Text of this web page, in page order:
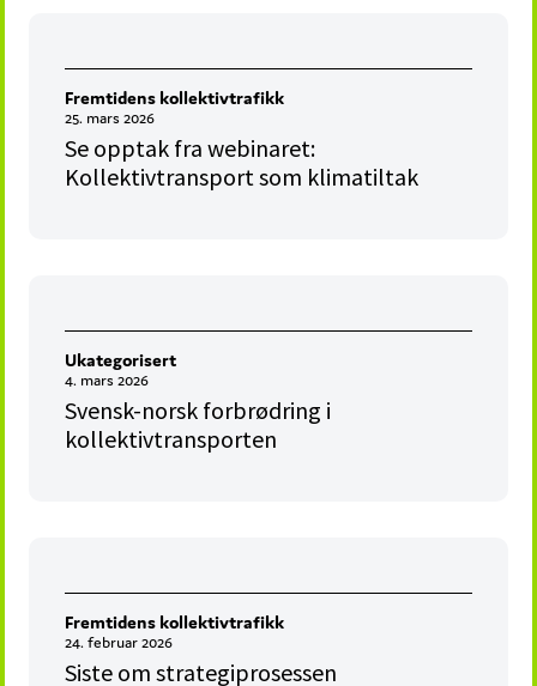
Fremtidens kollektivtrafikk
25. mars 2026
Se opptak fra webinaret:
Kollektivtransport som klimatiltak
Ukategorisert
4. mars 2026
Svensk-norsk forbrødring i
kollektivtransporten
Fremtidens kollektivtrafikk
24. februar 2026
Siste om strategiprosessen